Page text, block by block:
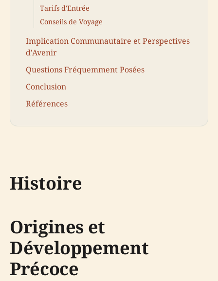
Tarifs d'Entrée
Conseils de Voyage
Implication Communautaire et Perspectives
d'Avenir
Questions Fréquemment Posées
Conclusion
Références
Histoire
Origines et
Développement
Précoce